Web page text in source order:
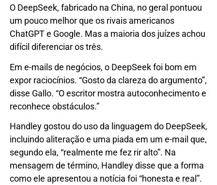
O DeepSeek, fabricado na China, no geral pontuou
um pouco melhor que os rivais americanos
ChatGPT e Google. Mas a maioria dos juízes achou
difícil diferenciar os três.
Em e-mails de negócios, o DeepSeek foi bom em
expor raciocínios. “Gosto da clareza do argumento”,
disse Gallo. “O escritor mostra autoconhecimento e
reconhece obstáculos.”
Handley gostou do uso da linguagem do DeepSeek,
incluindo aliteração e uma piada em um e-mail que,
segundo ela, “realmente me fez rir alto”. Na
mensagem de término, Handley disse que a forma
como ele apresentou a notícia foi “honesta e real”.